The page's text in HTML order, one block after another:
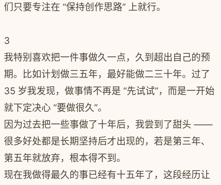
们只要专注在 “保持创作思路” 上就行。
3
我特别喜欢把一件事做久一点，久到超出自己的预
期。比如计划做三五年，最好能做二三十年。过了
35 岁我发现，做事情不再是 “先试试”，而是一开始
就下定决心 “要做很久”。
因为过去把一些事做了十年后，我尝到了甜头 ——
很多好处都是长期坚持后才出现的，若是第三年、
第五年就放弃，根本得不到。
现在我做得最久的事已经有十五年了，这段经历让